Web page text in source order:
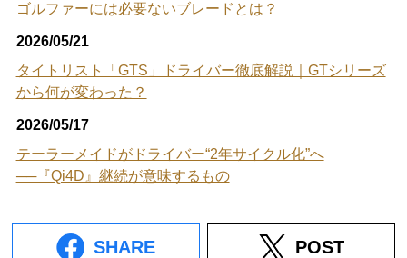
ゴルファーには必要ないブレードとは？
2026/05/21
タイトリスト「GTS」ドライバー徹底解説｜GTシリーズ
から何が変わった？
2026/05/17
テーラーメイドがドライバー“2年サイクル化”へ
──『Qi4D』継続が意味するもの
SHARE POST